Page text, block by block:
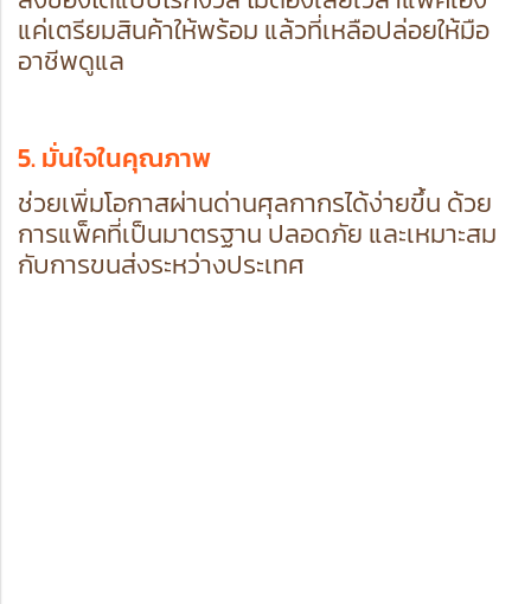
แค่เตรียมสินค้าให้พร้อม แล้วที่เหลือปล่อยให้มือ
อาชีพดูแล
5. มั่นใจในคุณภาพ
ช่วยเพิ่มโอกาสผ่านด่านศุลกากรได้ง่ายขึ้น ด้วย
การแพ็คที่เป็นมาตรฐาน ปลอดภัย และเหมาะสม
กับการขนส่งระหว่างประเทศ